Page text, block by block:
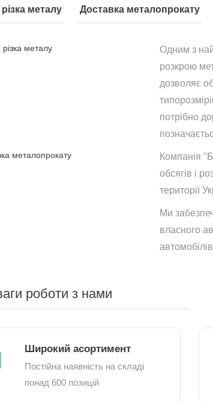
металу Доставка металопрокату
Одним з
розкрою
дозволяє
потрібно
Компанія
обсягів і
території
Ми
власного
роботи з нами
Широкий асортимент
Постійна наявність на складі
понад 600 позицій